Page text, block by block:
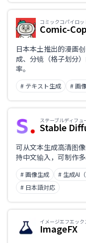
コミックコパイロッ
Comic-
日本本土推出的漫画
成、分镜（格子划分
率。
# テキスト生成 # 画
ステーブルディフュ
Stable
可从文本生成高清图
持中文输入，可制作
# 画像生成 # 生成AI（
# 日本語対応
イメージエフエック
ImageFX